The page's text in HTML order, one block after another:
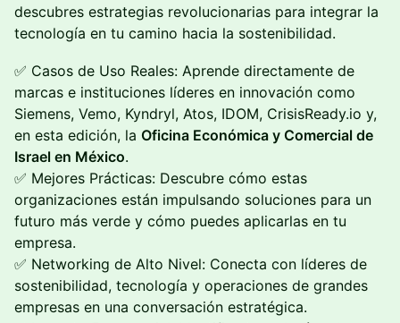
descubres estrategias revolucionarias para integrar la
tecnología en tu camino hacia la sostenibilidad.
✅ Casos de Uso Reales: Aprende directamente de
marcas e instituciones líderes en innovación como
Siemens, Vemo, Kyndryl, Atos, IDOM, CrisisReady.io y,
en esta edición, la Oficina Económica y Comercial de
Israel en México.
✅ Mejores Prácticas: Descubre cómo estas
organizaciones están impulsando soluciones para un
futuro más verde y cómo puedes aplicarlas en tu
empresa.
✅ Networking de Alto Nivel: Conecta con líderes de
sostenibilidad, tecnología y operaciones de grandes
empresas en una conversación estratégica.